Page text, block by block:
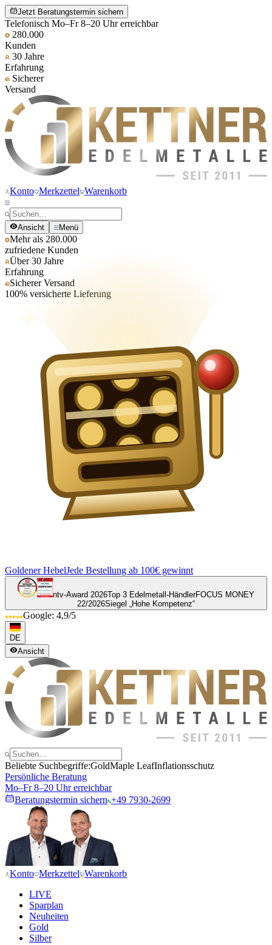
Jetzt Beratungstermin sichern
Telefonisch Mo–Fr 8–20 Uhr erreichbar
280.000
Kunden
30 Jahre
Erfahrung
Sicherer
Versand
Konto Merkzettel Warenkorb
Ansicht Menü
Mehr als 280.000
zufriedene Kunden
Über 30 Jahre
Erfahrung
Sicherer Versand
100% versicherte Lieferung
Goldener HebelJede Bestellung ab 100€ gewinnt
ntv-Award 2026Top 3 Edelmetall-HändlerFOCUS MONEY
22/2026Siegel „Hohe Kompetenz“
Google: 4,9/5
DE
Ansicht
Beliebte Suchbegriffe:GoldMaple LeafInflationsschutz
Persönliche Beratung
Mo–Fr 8–20 Uhr erreichbar
Beratungstermin sichern +49 7930-2699
Konto Merkzettel Warenkorb
LIVE
Sparplan
Neuheiten
Gold
Silber